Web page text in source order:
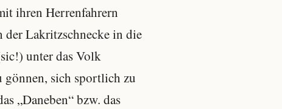
ihren Herrenfahrern
der Lakritzschnecke in die
unter das Volk
sich sportlich zu
„Daneben“ bzw. das